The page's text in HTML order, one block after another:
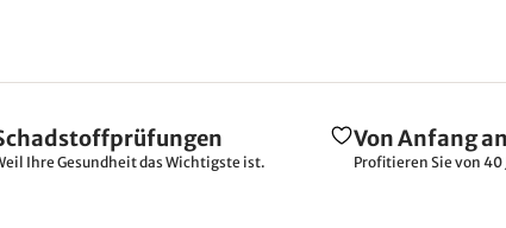
Ihre Gesundheit das Wichtigste ist.
Von Anfang
Profitieren Sie von 40